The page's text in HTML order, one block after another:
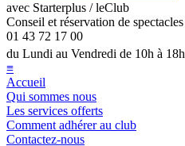
avec Starterplus / leClub
Conseil et réservation de
01 43 72 17 00
du Lundi au Vendredi de 10h à
≡
Accueil
Qui sommes nous
Les services offerts
Comment adhérer au club
Contactez-nous